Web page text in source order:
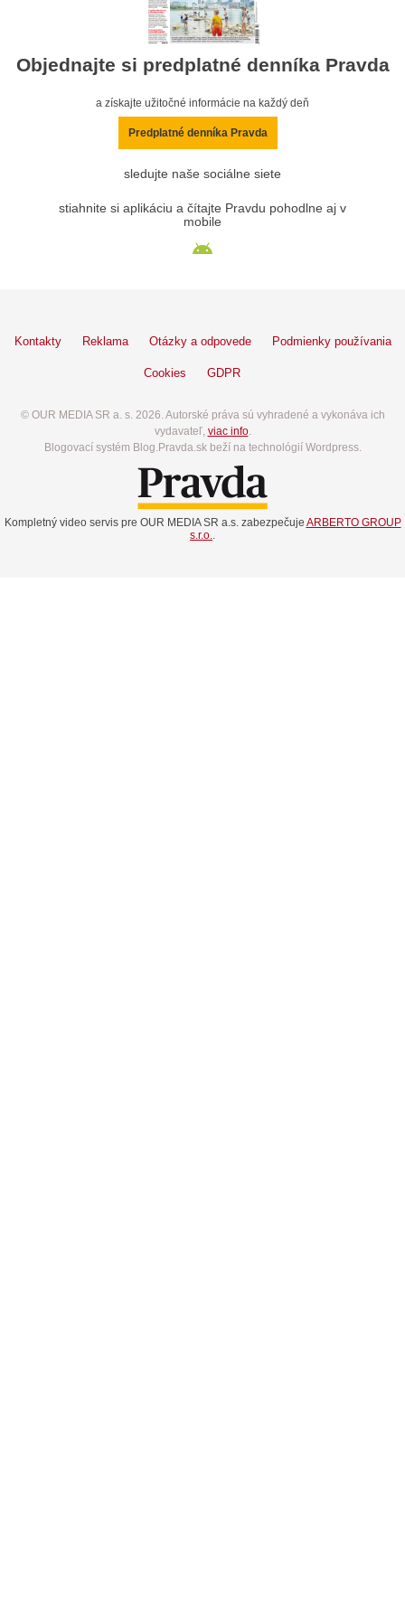
Objednajte si predplatné denníka Pravda
a získajte užitočné informácie na každý deň
Predplatné denníka Pravda
sledujte naše sociálne siete
stiahnite si aplikáciu a čítajte Pravdu pohodlne aj v
mobile
Kontakty Reklama Otázky a odpovede Podmienky používania
Cookies GDPR
© OUR MEDIA SR a. s. 2026. Autorské práva sú vyhradené a vykonáva ich
vydavateľ, viac info.
Blogovací systém Blog.Pravda.sk beží na technológií Wordpress.
Kompletný video servis pre OUR MEDIA SR a.s. zabezpečuje ARBERTO GROUP
s.r.o..